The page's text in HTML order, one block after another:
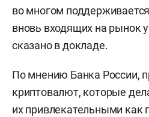
во многом
вновь входящих на рынок
сказано в докладе.
По мнению Банка России,
криптовалют, которые
их привлекательными как